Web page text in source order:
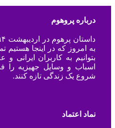
درباره پروهوم
به امروز که در اینجا هستیم
بتوانیم به کاربران ایرانی و
اسباب و وسایل جهیزیه را
شروع یک زندگی تازه کنند.
نماد اعتماد